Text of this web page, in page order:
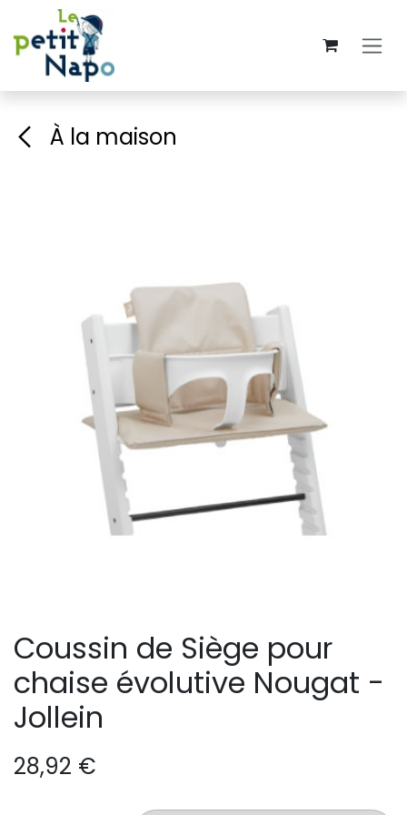
Se rendre au contenu
À la maison
Coussin de Siège pour
chaise évolutive Nougat -
Jollein
28,92 €